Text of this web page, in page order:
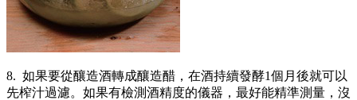
8. 如果要從釀造酒轉成釀造醋，在酒持續發酵1個月後就可以
先榨汁過濾。如果有檢測酒精度的儀器，最好能精準測量，沒